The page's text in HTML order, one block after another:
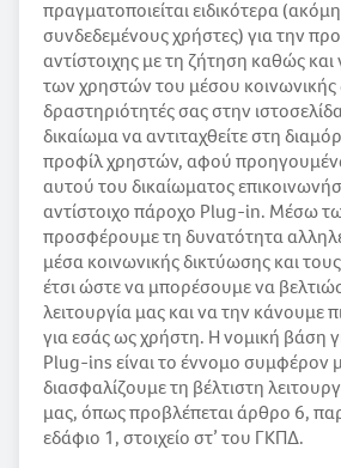
πραγματοποιείται ειδικότερα
συνδεδεμένους χρήστες) για την
αντίστοιχης με τη ζήτηση καθώς
των χρηστών του μέσου κοινωνικής
δραστηριότητές σας στην
δικαίωμα να αντιταχθείτε στη
προφίλ χρηστών, αφού
αυτού του δικαίωματος
αντίστοιχο πάροχο Plug-in. Μέσω
προσφέρουμε τη δυνατότητα
μέσα κοινωνικής δικτύωσης και
έτσι ώστε να μπορέσουμε να
λειτουργία μας και να την κάνουμε
για εσάς ως χρήστη. Η νομική βάση
Plug-ins είναι το έννομο συμφέρον
διασφαλίζουμε τη βέλτιστη
μας, όπως προβλέπεται άρθρο 6,
εδάφιο 1, στοιχείο στ’ του ΓΚΠΔ.